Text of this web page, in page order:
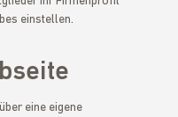
einstellen.
eine eigene